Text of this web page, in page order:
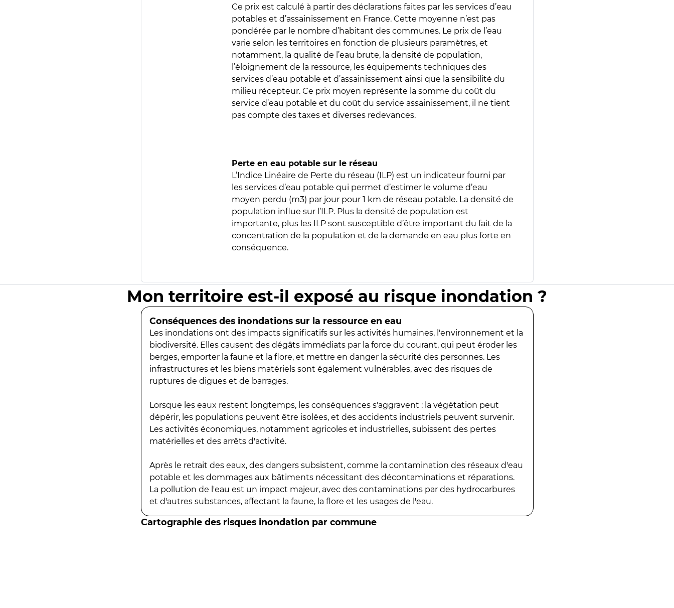
Ce prix est calculé à partir des déclarations faites par les services d’eau
potables et d’assainissement en France. Cette moyenne n’est pas
pondérée par le nombre d’habitant des communes. Le prix de l’eau
varie selon les territoires en fonction de plusieurs paramètres, et
notamment, la qualité de l’eau brute, la densité de population,
l’éloignement de la ressource, les équipements techniques des
services d’eau potable et d’assainissement ainsi que la sensibilité du
milieu récepteur. Ce prix moyen représente la somme du coût du
service d’eau potable et du coût du service assainissement, il ne tient
pas compte des taxes et diverses redevances.
Perte en eau potable sur le réseau
L’Indice Linéaire de Perte du réseau (ILP) est un indicateur fourni par
les services d’eau potable qui permet d’estimer le volume d’eau
moyen perdu (m3) par jour pour 1 km de réseau potable. La densité de
population influe sur l’ILP. Plus la densité de population est
importante, plus les ILP sont susceptible d’être important du fait de la
concentration de la population et de la demande en eau plus forte en
conséquence.
Mon territoire est-il exposé au risque inondation ?
Conséquences des inondations sur la ressource en eau
Les inondations ont des impacts significatifs sur les activités humaines, l'environnement et la
biodiversité. Elles causent des dégâts immédiats par la force du courant, qui peut éroder les
berges, emporter la faune et la flore, et mettre en danger la sécurité des personnes. Les
infrastructures et les biens matériels sont également vulnérables, avec des risques de
ruptures de digues et de barrages.
Lorsque les eaux restent longtemps, les conséquences s'aggravent : la végétation peut
dépérir, les populations peuvent être isolées, et des accidents industriels peuvent survenir.
Les activités économiques, notamment agricoles et industrielles, subissent des pertes
matérielles et des arrêts d'activité.
Après le retrait des eaux, des dangers subsistent, comme la contamination des réseaux d'eau
potable et les dommages aux bâtiments nécessitant des décontaminations et réparations.
La pollution de l'eau est un impact majeur, avec des contaminations par des hydrocarbures
et d'autres substances, affectant la faune, la flore et les usages de l'eau.
Cartographie des risques inondation par commune